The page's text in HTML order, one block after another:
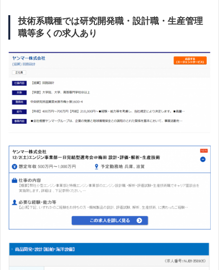
技術系職種では研究開発職・設計職・生産管理
職等多くの求人あり